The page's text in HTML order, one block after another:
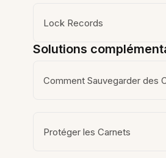
Lock Records
Solutions
Comment Sauvegarder des
Protéger les Carnets